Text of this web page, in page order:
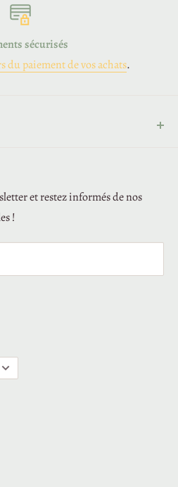
sécurisés
du paiement de vos achats.
et restez informés de nos
!